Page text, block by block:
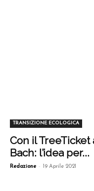
TRANSIZIONE ECOLOGICA
Con il
Bach: l’idea per...
Redazione - 19 Aprile 2021